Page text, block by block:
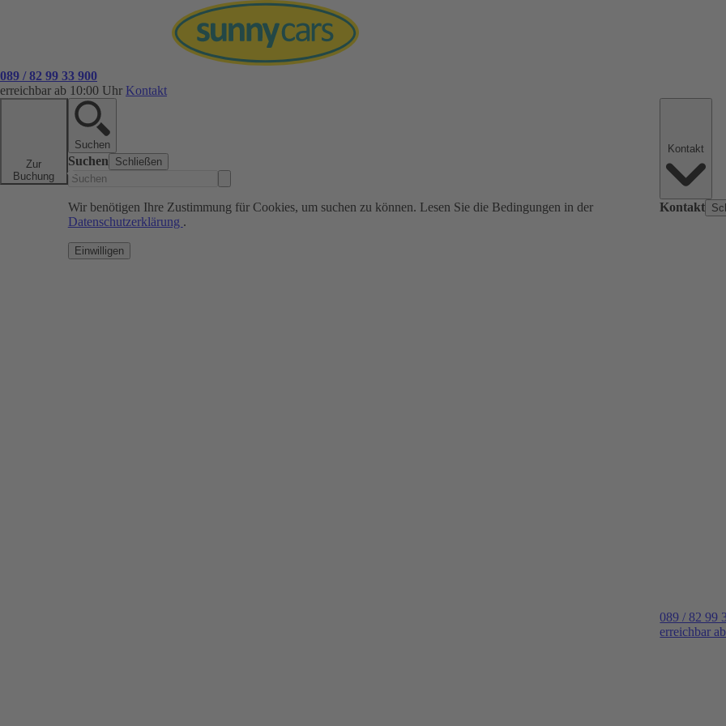
089 / 82 99 33 900
erreichbar ab 10:00 Uhr Kontakt
Zur
Buchung
Suchen
Suchen Schließen
Wir benötigen Ihre Zustimmung für Cookies, um suchen zu können. Lesen Sie die Bedingungen in der
Datenschutzerklärung .
Einwilligen
Kontakt
089 / 82 99
erreichbar